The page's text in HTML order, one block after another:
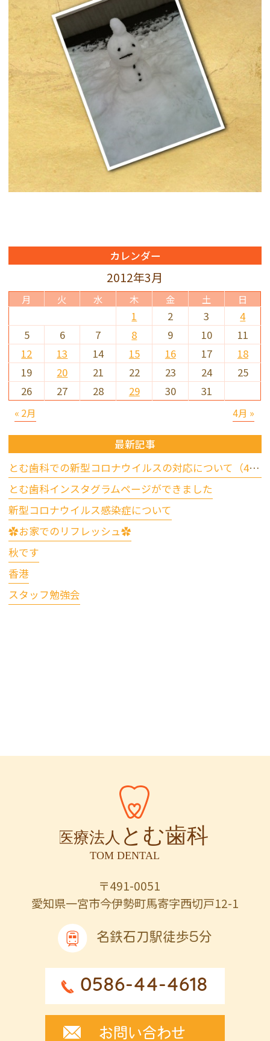
カレンダー
2012年3月
月 火 水 木 金 土 日
« 2月 4月 »
1 2 3
4
5
6 7 8 9 10
11
12
13 14 15 16 17
18
19
20 21 22 23 24
25
26
27 28 29 30 31
最新記事
とむ歯科での新型コロナウイルスの対応について（4/17更新）
とむ歯科インスタグラムページができました
新型コロナウイルス感染症について
✿お家でのリフレッシュ✿
秋です
香港
スタッフ勉強会
〒491-0051
愛知県一宮市今伊勢町馬寄字西切戸12-1
名鉄石刀駅徒歩5分
0586-44-4618
お問い合わせ